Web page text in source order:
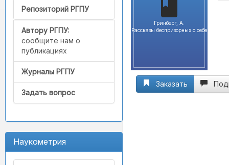
Репозиторий РГПУ
Автору РГПУ:
сообщите нам о
публикациях
Журналы РГПУ
Задать вопрос
Наукометрия
Гринберг, А.
Рассказы беспризорных о себе
Заказать